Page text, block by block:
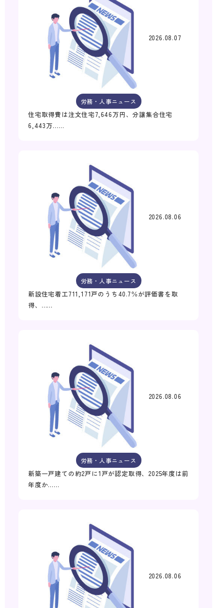
2026.08.07
労務・人事ニュース
住宅取得費は注文住宅7,646万円、分譲集合住宅
6,443万……
2026.08.06
労務・人事ニュース
新設住宅着工711,171戸のうち40.7％が評価書を取
得、……
2026.08.06
労務・人事ニュース
新築一戸建ての約2戸に1戸が認定取得、2025年度は前
年度か……
2026.08.06